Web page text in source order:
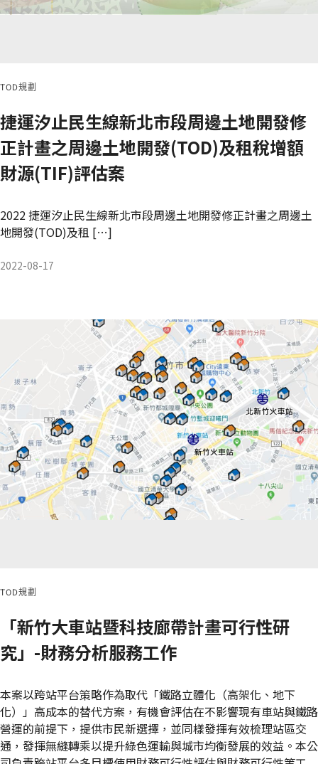
TOD規劃
捷運汐止民生線新北市段周邊土地開發修
正計畫之周邊土地開發(TOD)及租稅增額
財源(TIF)評估案
2022 捷運汐止民生線新北市段周邊土地開發修正計畫之周邊土
地開發(TOD)及租 […]
2022-08-17
TOD規劃
「新竹大車站暨科技廊帶計畫可行性研
究」-財務分析服務工作
本案以跨站平台策略作為取代「鐵路立體化（高架化、地下
化）」高成本的替代方案，有機會評估在不影響現有車站與鐵路
營運的前提下，提供市民新選擇，並同樣發揮有效梳理站區交
通，發揮無縫轉乘以提升綠色運輸與城市均衡發展的效益。本公